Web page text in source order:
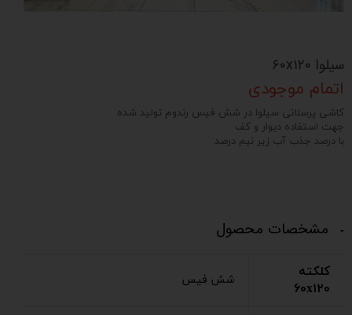
سیلوا ۶۰x۱۲۰
اتمام موجودی
کاشی پرسلانی سیلوا در شش فیس رندوم تولید شده
جهت استفاده دیوار و کف
با درصد جذب آب زیر نیم درصد
مشخصات محصول
کلکته
۶۰x۱۲۰
شش فیس